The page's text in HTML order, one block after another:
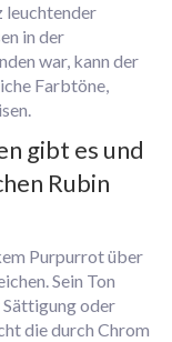
leuchtender
in der
war, kann der
Farbtöne,
gibt es und
Rubin
Purpurrot über
Sein Ton
oder
die durch Chrom